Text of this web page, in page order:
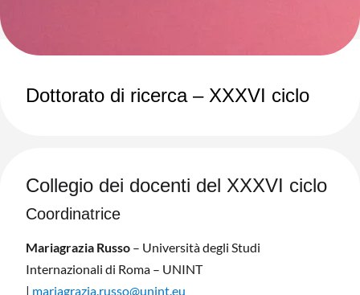
Dottorato di ricerca – XXXVI ciclo
Collegio dei docenti del XXXVI ciclo
Coordinatrice
Mariagrazia Russo – Università degli Studi
Internazionali di Roma – UNINT
| mariagrazia.russo@unint.eu